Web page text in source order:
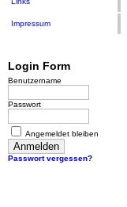
Impressum
Login Form
Benutzername
Passwort
Angemeldet bleiben
Passwort vergessen?